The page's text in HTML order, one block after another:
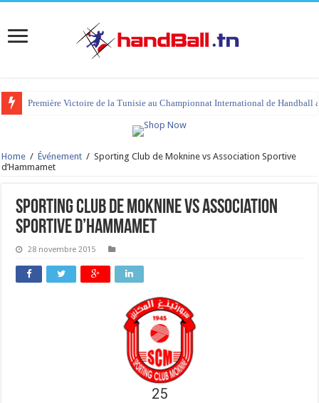
Première Victoire de la Tunisie au Championnat International de Handball
Home / Événement / Sporting Club de Moknine vs Association Sportive
d’Hammamet
Sporting Club de Moknine vs Association
Sportive d’Hammamet
28 novembre 2015
25